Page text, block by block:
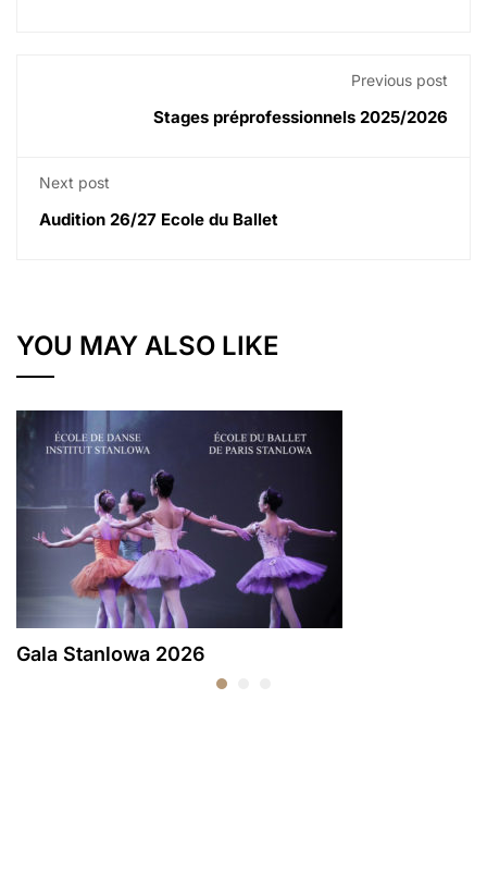
Previous post
Stages préprofessionnels 2025/2026
Next post
Audition 26/27 Ecole du Ballet
YOU MAY ALSO LIKE
Gala Stanlowa 2026